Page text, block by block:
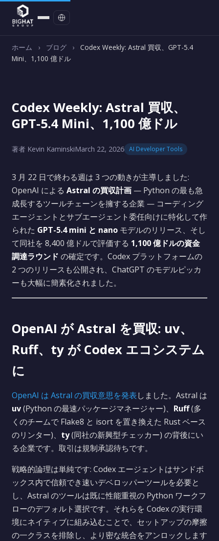
ホーム › ブログ ›
Codex Weekly: Astral 買収、GPT-5.4
Mini、1,100 億ドル
Codex Weekly: Astral 買収、
GPT-5.4 Mini、1,100 億ドル
著者 Kevin KaminskiMarch 22, 2026 AI Developer Tools
3 月 22 日で終わる週は 3 つの動きが主導しました:
OpenAI による Astral の買収計画 — Python の最も急
成長するツールチェーンを擁する企業 — コーディング
エージェントとサブエージェント委任向けに特化して作
られた GPT-5.4 mini と nano モデルのリリース、そし
て同社を 8,400 億ドルで評価する 1,100 億ドルの資金
調達ラウンド の確定です。Codex プラットフォームの
2 つのリリースも公開され、ChatGPT のモデルピッカ
ーも大幅に簡素化されました。
OpenAI が Astral を買収: uv、
Ruff、ty が Codex エコシステム
に
OpenAI は Astral の買収意思を発表しました。Astral は
uv(Python の最速パッケージマネージャー)、 Ruff(多
くのチームで Flake8 と isort を置き換えた Rust ベース
のリンター)、 ty(同社の新興型チェッカー) の背後にい
る企業です。取引は規制承認待ちです。
戦略的論理は単純です: Codex エージェントはサンドボ
ックス内で信頼でき速いデベロッパーツールを必要と
し、Astral のツールは既に性能重視の Python ワークフ
ローのデフォルト選択です。それらを Codex の実行環
境にネイティブに組み込むことで、セットアップの摩擦
の一クラスを排除し、より密な統合をアンロックします